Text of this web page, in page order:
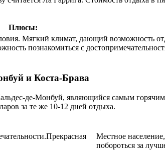
Плюсы:
Мягкий климат, дающий возможность
познакомиться с
и Коста-Брава
де-Монбуй, являющийся самым
за те же 10-12 дней отдыха.
Местное
побороться за